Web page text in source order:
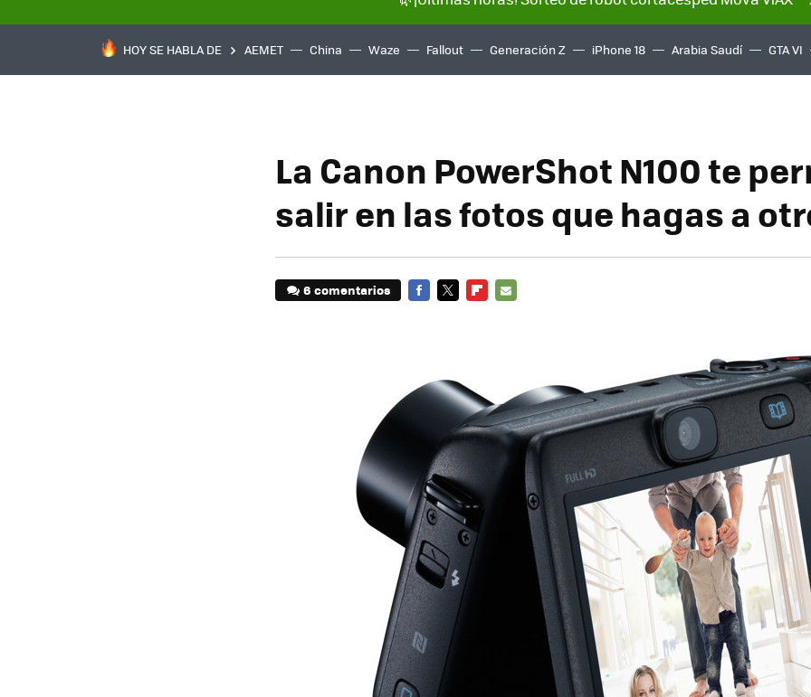
HOY SE HABLA DE AEMET China Waze Fallout Generación Z iPhone 18 Arabia Saudí GTA VI
La Canon PowerShot N100 te
salir en las fotos que hagas a
6 comentarios